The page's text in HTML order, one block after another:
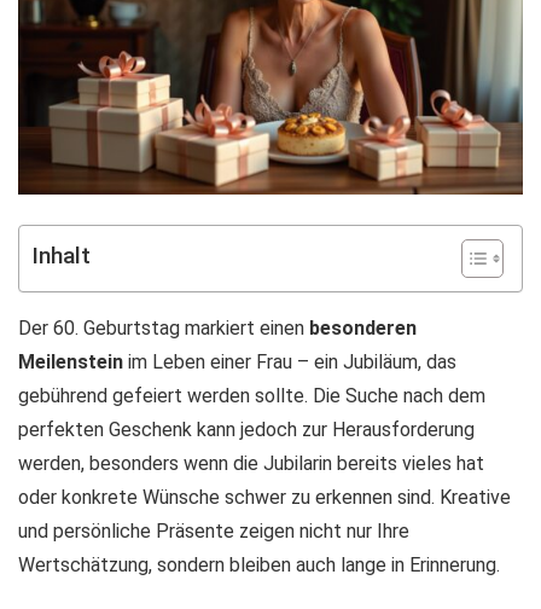
Inhalt
Der 60. Geburtstag markiert einen besonderen
Meilenstein im Leben einer Frau – ein Jubiläum, das
gebührend gefeiert werden sollte. Die Suche nach dem
perfekten Geschenk kann jedoch zur Herausforderung
werden, besonders wenn die Jubilarin bereits vieles hat
oder konkrete Wünsche schwer zu erkennen sind. Kreative
und persönliche Präsente zeigen nicht nur Ihre
Wertschätzung, sondern bleiben auch lange in Erinnerung.